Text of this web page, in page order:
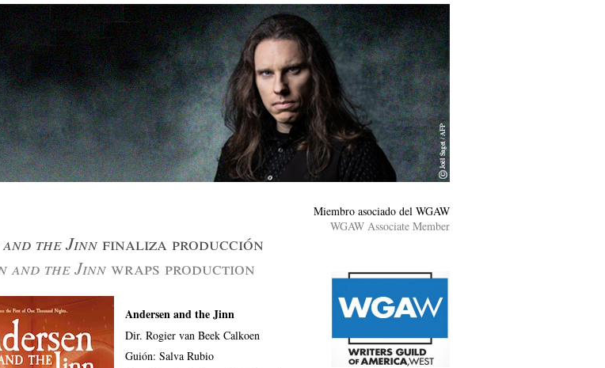
the Jinn finaliza producción
and the Jinnwraps production
Andersen and the Jinn
Dir. Rogier van Beek Calkoen
Guión: Salva Rubio
Miembro asociado del WGAW
WGAW Associate Member